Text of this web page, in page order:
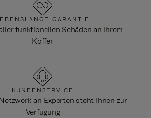
GARANTIE
funktionellen Schäden an Ihrem
Koffer
KUNDENSERVICE
an Experten steht Ihnen zur
Verfügung